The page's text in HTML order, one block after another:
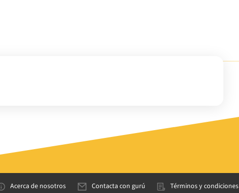
Acerca de nosotros Contacta con gurú Términos y condiciones